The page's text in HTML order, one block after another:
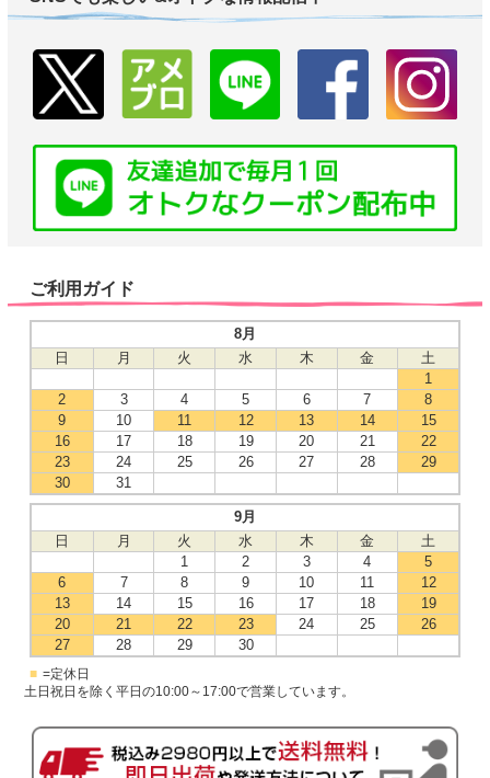
ご利用ガイド
8月
日
月 火 水 木 金
土
1
2
3 4 5 6 7
8
9
10 11 12 13 14
15
16
17 18 19 20 21
22
23
24 25 26 27 28
29
30
31
9月
日
月 火 水 木 金
土
1
2 3 4
5
6
7 8 9 10 11
12
13
14 15 16 17 18
19
20
21 22 23 24 25
26
27
28 29 30
■ =定休日
土日祝日を除く平日の10:00～17:00で営業しています。